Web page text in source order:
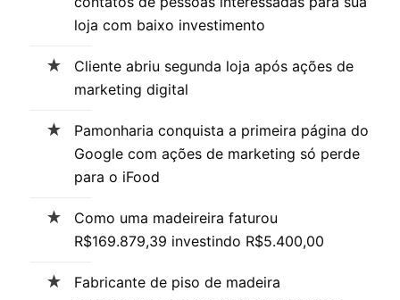
loja com baixo investimento
Cliente abriu segunda loja após ações de
marketing digital
Pamonharia conquista a primeira página do
Google com ações de marketing só perde
para o iFood
Como uma madeireira faturou
R$169.879,39 investindo R$5.400,00
Fabricante de piso de madeira